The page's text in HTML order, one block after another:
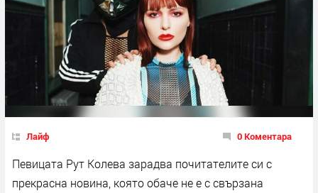
Лайф 0 Коментара
Певицата Рут Колева зарадва почитателите си с
прекрасна новина, която обаче не е с свързана